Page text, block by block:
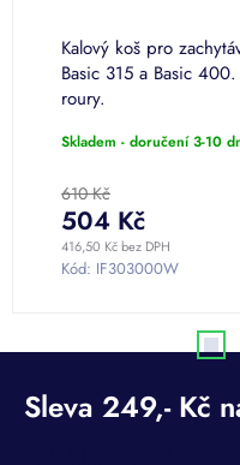
Kalový koš pro
Basic 315 a Basic
roury.
Skladem - doručení 3-10
610 Kč
416,50 Kč bez DPH
504 Kč
Kód: IF303000W